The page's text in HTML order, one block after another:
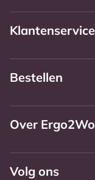
Klantenservice
Bestellen
Over
Volg ons